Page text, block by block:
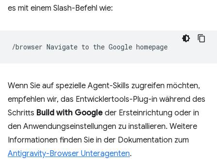
es mit einem Slash-Befehl wie:
/browser Navigate to the Google
Wenn Sie auf spezielle Agent-Skills zugreifen möchten,
empfehlen wir, das Entwicklertools-Plug-in während des
Schritts Build with Google der Ersteinrichtung oder in
den Anwendungseinstellungen zu installieren. Weitere
Informationen finden Sie in der Dokumentation zum
Antigravity-Browser Unteragenten.